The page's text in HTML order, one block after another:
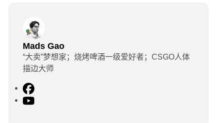
Mads Gao
“大卖”梦想家；烧烤啤酒一级爱好者；CSGO人体
描边大师
F
aY